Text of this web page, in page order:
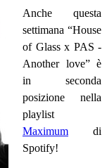
Anche questa
settimana “House
of Glass x PAS -
Another love” è
in seconda
posizione nella
playlist
Maximum di
Spotify!